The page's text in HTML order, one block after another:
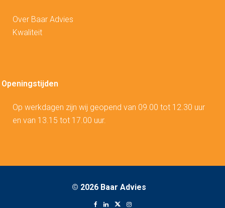
Over Baar Advies
Kwaliteit
Openingstijden
Op werkdagen zijn wij geopend van 09.00 tot 12.30 uur
en van 13.15 tot 17.00 uur.
© 2026 Baar Advies